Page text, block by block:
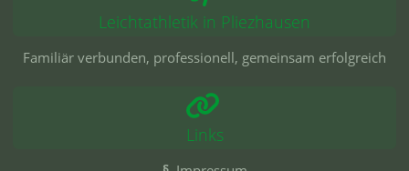
Leichtathletik in Pliezhausen
Familiär verbunden, professionell, gemeinsam erfolgreich
Links